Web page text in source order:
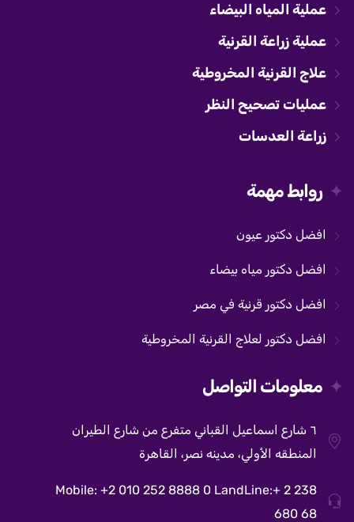
عملية المياه البيضاء
عملية زراعة القرنية
علاج القرنية المخروطية
عمليات تصحيح النظر
زراعة العدسات
روابط مهمة
افضل دكتور عيون
افضل دكتور مياه بيضاء
افضل دكتور قرنية في مصر
افضل دكتور لعلاج القرنية المخروطية
معلومات التواصل
٦ شارع اسماعيل القباني متفرع من شارع الطيران
المنطقه الأولي، مدينه نصر، القاهرة
Mobile: +2 010 252 8888 0 LandLine:+ 2 238
680 68